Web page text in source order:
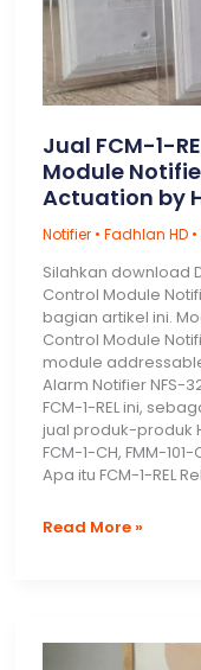
Jual FCM-1-
Module
Actuation by
Notifier• Fadhlan HD •
Silahkan download
Control Module
bagian artikel ini.
Control Module
module
Alarm Notifier NFS-
FCM-1-REL ini,
jual produk-produk
FCM-1-CH, FMM-
Apa itu FCM-1-REL
Jual
Control
Read More »